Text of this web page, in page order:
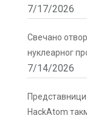
сигурности и
7/17/2026
Свечано
нуклеарног
Директората
7/14/2026
HackAtom